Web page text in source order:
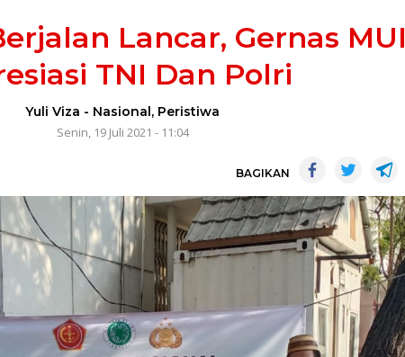
Lancar, Gernas MUI
TNI Dan Polri
Yuli Viza - Nasional, Peristiwa
Senin, 19 Juli 2021 - 11:04
BAGIKAN